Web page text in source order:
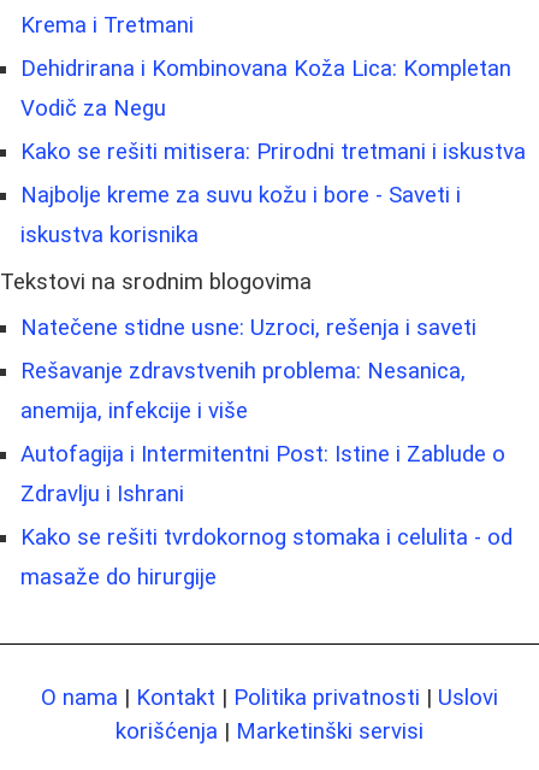
Krema i Tretmani
Dehidrirana i Kombinovana Koža Lica: Kompletan
Vodič za Negu
Kako se rešiti mitisera: Prirodni tretmani i iskustva
Najbolje kreme za suvu kožu i bore - Saveti i
iskustva korisnika
Tekstovi na srodnim blogovima
Natečene stidne usne: Uzroci, rešenja i saveti
Rešavanje zdravstvenih problema: Nesanica,
anemija, infekcije i više
Autofagija i Intermitentni Post: Istine i Zablude o
Zdravlju i Ishrani
Kako se rešiti tvrdokornog stomaka i celulita - od
masaže do hirurgije
O nama | Kontakt | Politika privatnosti | Uslovi
korišćenja | Marketinški servisi